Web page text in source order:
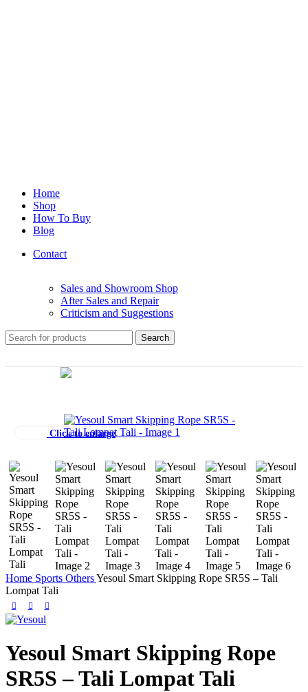
Home
Shop
How To Buy
Blog
Contact
Sales and Showroom Shop
After Sales and Repair
Criticism and Suggestions
Search
Click to enlarge
Home Sports OthersYesoul Smart Skipping Rope SR5S – Tali
Lompat Tali
Yesoul Smart Skipping Rope
SR5S – Tali Lompat Tali